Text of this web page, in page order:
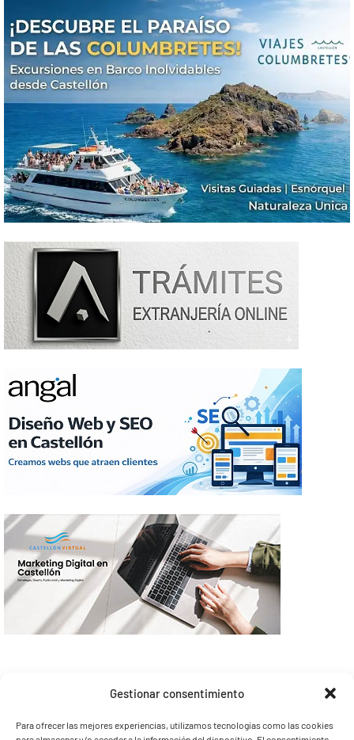
Gestionar consentimiento
Para ofrecer las mejores experiencias, utilizamos tecnologías como las cookies